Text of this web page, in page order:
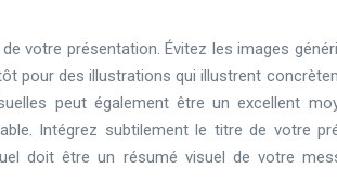
votre présentation. Évitez les images
pour des illustrations qui illustrent
peut également être un excellent
Intégrez subtilement le titre de votre
doit être un résumé visuel de votre